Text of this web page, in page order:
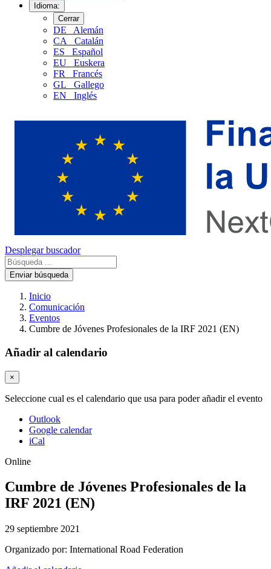
Idioma:
Cerrar
DE
Alemán
CA
Catalán
ES
Español
EU
Euskera
FR
Francés
GL
Gallego
EN
Inglés
Desplegar buscador
Enviar búsqueda
Inicio
Comunicación
Eventos
Cumbre de Jóvenes Profesionales de la IRF 2021 (EN)
Añadir al calendario
×
Seleccione cual es el calendario que usa para poder añadir el evento
Outlook
Google calendar
iCal
Online
Cumbre de Jóvenes Profesionales de la
IRF 2021 (EN)
29 septiembre 2021
Organizado por: International Road Federation